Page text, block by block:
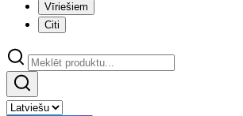
Vīriešiem
Citi